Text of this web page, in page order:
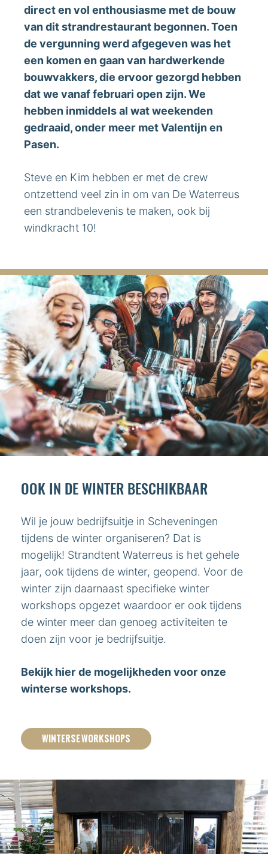
direct en vol enthousiasme met de bouw
van dit strandrestaurant begonnen. Toen
de vergunning werd afgegeven was het
een komen en gaan van hardwerkende
bouwvakkers, die ervoor gezorgd hebben
dat we vanaf februari open zijn. We
hebben inmiddels al wat weekenden
gedraaid, onder meer met Valentijn en
Pasen.
Steve en Kim hebben er met de crew
ontzettend veel zin in om van De Waterreus
een strandbelevenis te maken, ook bij
windkracht 10!
OOK IN DE WINTER BESCHIKBAAR
Wil je jouw bedrijfsuitje in Scheveningen
tijdens de winter organiseren? Dat is
mogelijk! Strandtent Waterreus is het gehele
jaar, ook tijdens de winter, geopend. Voor de
winter zijn daarnaast specifieke winter
workshops opgezet waardoor er ook tijdens
de winter meer dan genoeg activiteiten te
doen zijn voor je bedrijfsuitje.
Bekijk hier de mogelijkheden voor onze
winterse workshops.
WINTERSE WORKSHOPS